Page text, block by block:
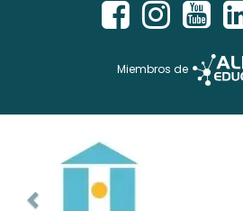
Miembros de
Copyright © 2026 - isecursos.com
ISE CURSOS® es marca registrada.